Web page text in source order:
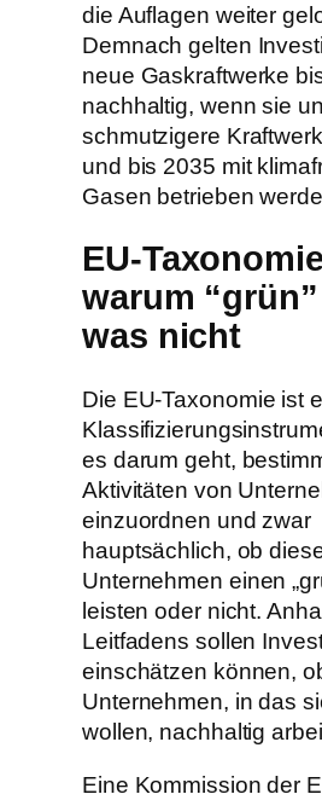
die Auflagen weiter
Demnach gelten
neue Gaskraftwerke
nachhaltig, wenn sie
schmutzigere
und bis 2035 mit
Gasen betrieben
EU-
warum
was nicht
Die EU-Taxonomie ist
es darum geht,
Aktivitäten von
einzuordnen und zwar
hauptsächlich, ob
Unternehmen einen
leisten oder nicht.
Leitfadens sollen
einschätzen können,
Unternehmen, in das
wollen, nachhaltig
Eine Kommission der